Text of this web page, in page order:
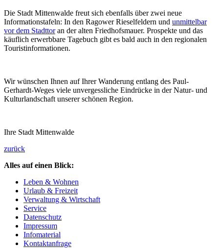
Die Stadt Mittenwalde freut sich ebenfalls über zwei neue
Informationstafeln: In den Ragower Rieselfeldern und unmittelbar
vor dem Stadttoran der alten Friedhofsmauer. Prospekte und das
käuflich erwerbbare Tagebuch gibt es bald auch in den regionalen
Touristinformationen.
Wir wünschen Ihnen auf Ihrer Wanderung entlang des Paul-
Gerhardt-Weges viele unvergessliche Eindrücke in der Natur- und
Kulturlandschaft unserer schönen Region.
Ihre Stadt Mittenwalde
zurück
Alles auf einen Blick:
Leben & Wohnen
Urlaub & Freizeit
Verwaltung & Wirtschaft
Service
Datenschutz
Impressum
Infomaterial
Kontaktanfrage